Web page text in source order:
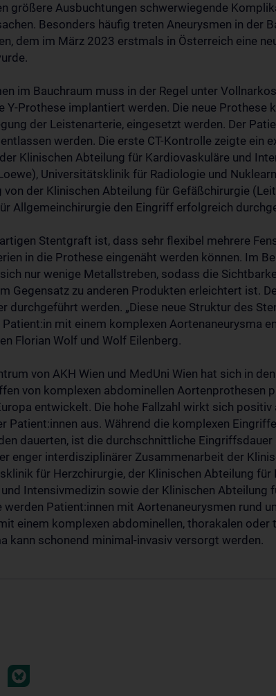
größere Ausbuchtungen schwerwiegende
Besonders häufig treten Aneurysmen in der
dem im März 2023 erstmals in Österreich eine
im Bauchraum muss in der Regel unter
Y-Prothese implantiert werden. Die neue Prothese
der Leistenarterie, eingesetzt werden. Der
werden. Die erste CT-Kontrolle zeigte ein
Klinischen Abteilung für Kardiovaskuläre und
Universitätsklinik für Radiologie und
der Klinischen Abteilung für Gefäßchirurgie
Allgemeinchirurgie den Eingriff erfolgreich
Stentgraft ist, dass sehr flexibel mehrere
in die Prothese eingenäht werden können. Im
nur wenige Metallstreben, sodass die
Gegensatz zu anderen Produkten erleichtert ist.
durchgeführt werden. „Diese neue Struktur des
mit einem komplexen Aortenaneurysma
Florian Wolf und Wolf Eilenberg.
von AKH Wien und MedUni Wien hat sich in
von komplexen abdominellen Aortenprothesen
entwickelt. Die hohe Fallzahl wirkt sich positiv
Patient:innen aus. Während die komplexen
dauerten, ist die durchschnittliche Eingriffsdauer
enger interdisziplinärer Zusammenarbeit der
für Herzchirurgie, der Klinischen Abteilung für
Intensivmedizin sowie der Klinischen Abteilung
Patient:innen mit Aortenaneurysmen rund
einem komplexen abdominellen, thorakalen oder
kann schonend minimal-invasiv versorgt werden.